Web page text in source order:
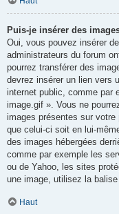
Puis-je insérer des
Oui, vous pouvez insérer
administrateurs du forum
pourrez transférer des
devrez insérer un lien vers
internet public, comme par
image.gif ». Vous ne
images présentes sur votre
que celui-ci soit en lui-
des images hébergées
comme par exemple les
ou de Yahoo, les sites
une image, utilisez la
Haut